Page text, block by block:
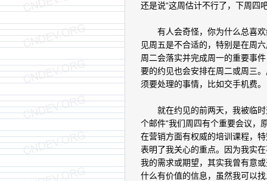
还是说“这周估计不行了，下周四
有人会奇怪，你为什么总喜欢
见周五是不合适的，特别是在周
周二会落实并完成周一的重要事
要的约见也会安排在周二或周三
须要处理的事情，比如交手机费。
就在约见的前两天，我被临时
个邮件“我们周四有个重要会议，
在营销方面有权威的培训课程，
表明了我关心的重点。因为我实
我的需求或期望，其实我曾有意
什么有价值的信息，虽然我可以